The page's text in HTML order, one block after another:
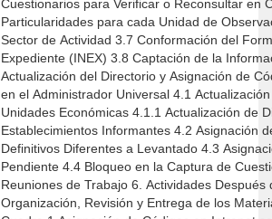
Cuestionarios para Verificar o Reconsultar en
Particularidades para cada Unidad de
Sector de Actividad 3.7 Conformación del Formato 3 Informe para
Expediente (INEX) 3.8 Captación de la Información por Internet 4.
Actualización del Directorio y Asignación de
en el Administrador Universal 4.1 Actualización del Directorio de
Unidades Económicas 4.1.1 Actualización de
Establecimientos Informantes 4.2 Asignación de Códigos
Definitivos Diferentes a Levantado 4.3 Asignación de Códigos de
Pendiente 4.4 Bloqueo en la Captura de Cuestionarios 5.
Reuniones de Trabajo 6. Actividades Después del Operativo 6.1
Organización, Revisión y Entrega de los Materiales